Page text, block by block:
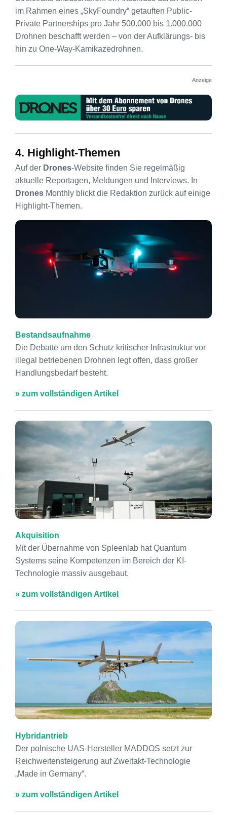
im Rahmen eines „SkyFoundry“ getauften Public-
Private Partnerships pro Jahr 500.000 bis 1.000.000
Drohnen beschafft werden – von der Aufklärungs- bis
hin zu One-Way-Kamikazedrohnen.
Anzeige
4. Highlight-Themen
Auf der Drones-Website finden Sie regelmäßig
aktuelle Reportagen, Meldungen und Interviews. In
Drones Monthly blickt die Redaktion zurück auf einige
Highlight-Themen.
Bestandsaufnahme
Die Debatte um den Schutz kritischer Infrastruktur vor
illegal betriebenen Drohnen legt offen, dass großer
Handlungsbedarf besteht.
» zum vollständigen Artikel
Akquisition
Mit der Übernahme von Spleenlab hat Quantum
Systems seine Kompetenzen im Bereich der KI-
Technologie massiv ausgebaut.
» zum vollständigen Artikel
Hybridantrieb
Der polnische UAS-Hersteller MADDOS setzt zur
Reichweitensteigerung auf Zweitakt-Technologie
„Made in Germany“.
» zum vollständigen Artikel